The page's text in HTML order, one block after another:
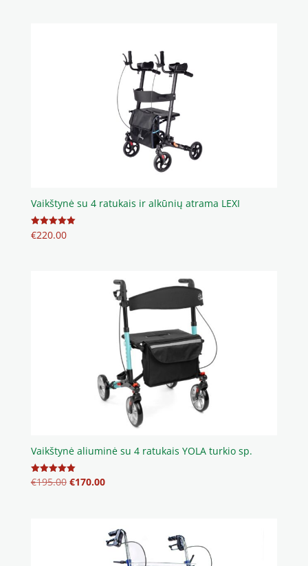
Vaikštynė su 4 ratukais ir alkūnių atrama LEXI
Įvertinimas:
5.00
€220.00
Vaikštynė aliuminė su 4 ratukais YOLA turkio sp.
Įvertinimas:
5.00
€195.00 Original
€170.00Current
€170.00.